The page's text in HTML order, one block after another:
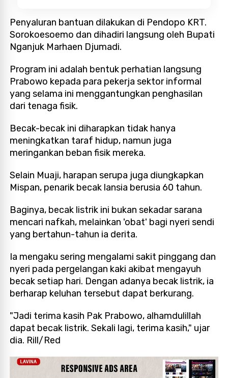
Penyaluran bantuan dilakukan di Pendopo KRT.
Sorokoesoemo dan dihadiri langsung oleh Bupati
Nganjuk Marhaen Djumadi.
Program ini adalah bentuk perhatian langsung
Prabowo kepada para pekerja sektor informal
yang selama ini menggantungkan penghasilan
dari tenaga fisik.
Becak-becak ini diharapkan tidak hanya
meningkatkan taraf hidup, namun juga
meringankan beban fisik mereka.
Selain Muaji, harapan serupa juga diungkapkan
Mispan, penarik becak lansia berusia 60 tahun.
Baginya, becak listrik ini bukan sekadar sarana
mencari nafkah, melainkan 'obat' bagi nyeri sendi
yang bertahun-tahun ia derita.
Ia mengaku sering mengalami sakit pinggang dan
nyeri pada pergelangan kaki akibat mengayuh
becak setiap hari. Dengan adanya becak listrik, ia
berharap keluhan tersebut dapat berkurang.
"Jadi terima kasih Pak Prabowo, alhamdulillah
dapat becak listrik. Sekali lagi, terima kasih," ujar
dia. Rill/Red